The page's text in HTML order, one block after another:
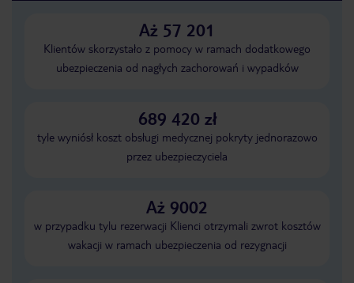
Aż 57 201
Klientów skorzystało z pomocy w ramach dodatkowego
ubezpieczenia od nagłych zachorowań i wypadków
689 420 zł
tyle wyniósł koszt obsługi medycznej pokryty jednorazowo
przez ubezpieczyciela
Aż 9002
w przypadku tylu rezerwacji Klienci otrzymali zwrot kosztów
wakacji w ramach ubezpieczenia od rezygnacji